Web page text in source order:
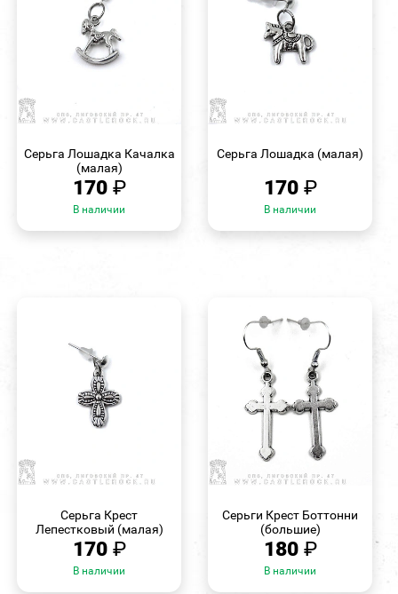
Серьга Лошадка Качалка
(малая)
170 ₽
В наличии
Серьга Лошадка (малая)
170 ₽
В наличии
Серьга Крест
Лепестковый (малая)
170 ₽
В наличии
Серьги Крест Боттонни
(большие)
180 ₽
В наличии